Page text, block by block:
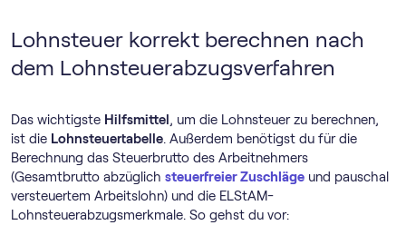
Lohnsteuer korrekt berechnen nach
dem Lohnsteuerabzugsverfahren
Das wichtigste Hilfsmittel , um die Lohnsteuer zu berechnen,
ist die Lohnsteuertabelle. Außerdem benötigst du für die
Berechnung das Steuerbrutto des Arbeitnehmers
(Gesamtbrutto abzüglich steuerfreier Zuschläge und pauschal
versteuertem Arbeitslohn) und die ELStAM-
Lohnsteuerabzugsmerkmale. So gehst du vor: